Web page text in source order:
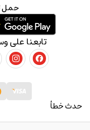
حدث خطأ
تابعنا على
حمل